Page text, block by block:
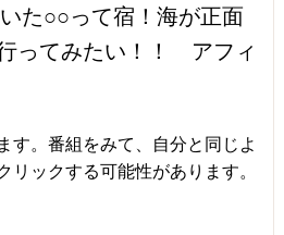
た○○って宿！海が正面
ってみたい！！ アフィ
す。番組をみて、自分と同じよ
リックする可能性があります。